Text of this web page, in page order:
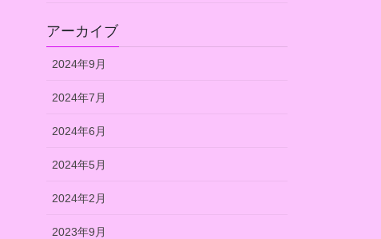
アーカイブ
2024年9月
2024年7月
2024年6月
2024年5月
2024年2月
2023年9月